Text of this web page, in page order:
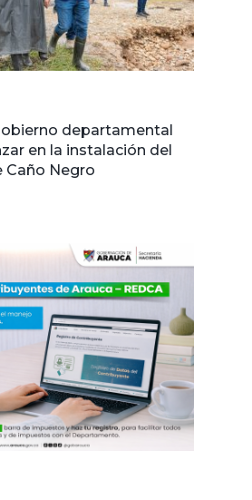
departamental
en la instalación del
Caño Negro